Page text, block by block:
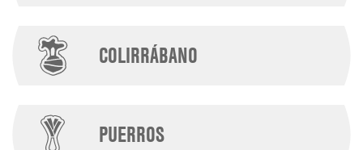
COLIRRÁBANO
PUERROS